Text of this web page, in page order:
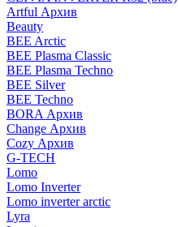
Artful Архив
Beauty
BEE Arctic
BEE Plasma Classic
BEE Plasma Techno
BEE Silver
BEE Techno
BORA Архив
Change Архив
Cozy Архив
G-TECH
Lomo
Lomo Inverter
Lomo inverter arctic
Lyra